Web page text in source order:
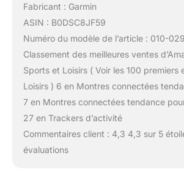
Fabricant : Garmin
ASIN : B0DSC8JF59
Numéro du modèle de l’article : 010-
Classement des meilleures ventes
Sports et Loisirs ( Voir les 100 premiers
Loisirs ) 6 en Montres connectées
7 en Montres connectées tendance
27 en Trackers d’activité
Commentaires client : 4,3 4,3 sur 5
évaluations